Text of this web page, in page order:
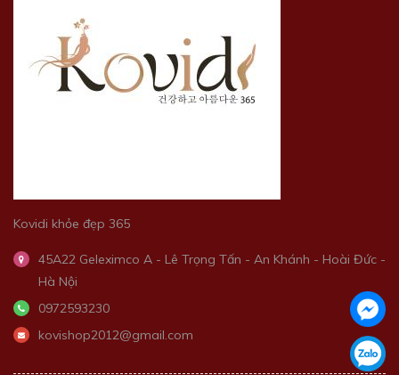
Kovidi khỏe đẹp 365
45A22 Geleximco A - Lê Trọng Tấn - An Khánh - Hoài Đức -
Hà Nội
0972593230
kovishop2012@gmail.com